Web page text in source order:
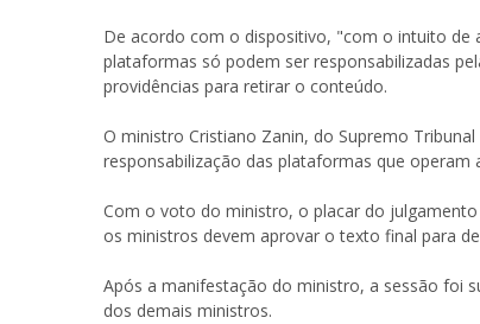
De acordo com o dispositivo, "com o intuito de
plataformas só podem ser responsabilizadas
providências para retirar o conteúdo.
O ministro Cristiano Zanin, do Supremo
responsabilização das plataformas que operam
Com o voto do ministro, o placar do
os ministros devem aprovar o texto final para
Após a manifestação do ministro, a sessão foi
dos demais ministros.